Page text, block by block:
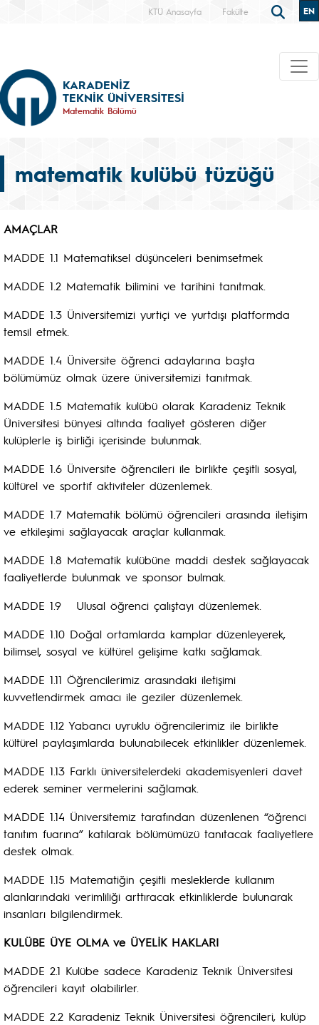
KTÜ Anasayfa Fakülte EN
KARADENİZ
TEKNİK ÜNİVERSİTESİ
Matematik Bölümü
matematik kulübü tüzüğü
AMAÇLAR
MADDE 1.1 Matematiksel düşünceleri benimsetmek
MADDE 1.2 Matematik bilimini ve tarihini tanıtmak.
MADDE 1.3 Üniversitemizi yurtiçi ve yurtdışı platformda
temsil etmek.
MADDE 1.4 Üniversite öğrenci adaylarına başta
bölümümüz olmak üzere üniversitemizi tanıtmak.
MADDE 1.5 Matematik kulübü olarak Karadeniz Teknik
Üniversitesi bünyesi altında faaliyet gösteren diğer
kulüplerle iş birliği içerisinde bulunmak.
MADDE 1.6 Üniversite öğrencileri ile birlikte çeşitli sosyal,
kültürel ve sportif aktiviteler düzenlemek.
MADDE 1.7 Matematik bölümü öğrencileri arasında iletişim
ve etkileşimi sağlayacak araçlar kullanmak.
MADDE 1.8 Matematik kulübüne maddi destek sağlayacak
faaliyetlerde bulunmak ve sponsor bulmak.
MADDE 1.9 Ulusal öğrenci çalıştayı düzenlemek.
MADDE 1.10 Doğal ortamlarda kamplar düzenleyerek,
bilimsel, sosyal ve kültürel gelişime katkı sağlamak.
MADDE 1.11 Öğrencilerimiz arasındaki iletişimi
kuvvetlendirmek amacı ile geziler düzenlemek.
MADDE 1.12 Yabancı uyruklu öğrencilerimiz ile birlikte
kültürel paylaşımlarda bulunabilecek etkinlikler düzenlemek.
MADDE 1.13 Farklı üniversitelerdeki akademisyenleri davet
ederek seminer vermelerini sağlamak.
MADDE 1.14 Üniversitemiz tarafından düzenlenen “öğrenci
tanıtım fuarına” katılarak bölümümüzü tanıtacak faaliyetlere
destek olmak.
MADDE 1.15 Matematiğin çeşitli mesleklerde kullanım
alanlarındaki verimliliği arttıracak etkinliklerde bulunarak
insanları bilgilendirmek.
KULÜBE ÜYE OLMA ve ÜYELİK HAKLARI
MADDE 2.1 Kulübe sadece Karadeniz Teknik Üniversitesi
öğrencileri kayıt olabilirler.
MADDE 2.2 Karadeniz Teknik Üniversitesi öğrencileri, kulüp